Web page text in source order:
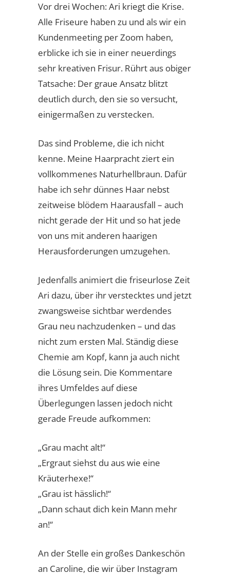
Vor drei Wochen: Ari kriegt die Krise.
Alle Friseure haben zu und als wir ein
Kundenmeeting per Zoom haben,
erblicke ich sie in einer neuerdings
sehr kreativen Frisur. Rührt aus obiger
Tatsache: Der graue Ansatz blitzt
deutlich durch, den sie so versucht,
einigermaßen zu verstecken.
Das sind Probleme, die ich nicht
kenne. Meine Haarpracht ziert ein
vollkommenes Naturhellbraun. Dafür
habe ich sehr dünnes Haar nebst
zeitweise blödem Haarausfall – auch
nicht gerade der Hit und so hat jede
von uns mit anderen haarigen
Herausforderungen umzugehen.
Jedenfalls animiert die friseurlose Zeit
Ari dazu, über ihr verstecktes und jetzt
zwangsweise sichtbar werdendes
Grau neu nachzudenken – und das
nicht zum ersten Mal. Ständig diese
Chemie am Kopf, kann ja auch nicht
die Lösung sein. Die Kommentare
ihres Umfeldes auf diese
Überlegungen lassen jedoch nicht
gerade Freude aufkommen:
„Grau macht alt!“
„Ergraut siehst du aus wie eine
Kräuterhexe!“
„Grau ist hässlich!“
„Dann schaut dich kein Mann mehr
an!“
An der Stelle ein großes Dankeschön
an Caroline, die wir über Instagram